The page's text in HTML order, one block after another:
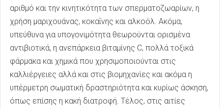
αριθμό και την κινητικότητα των σπερματοζωαρίων, η
χρήση μαριχουάνας, κοκαΐνης και αλκοόλ. Ακόμα,
υπεύθυνα για υπογονιμότητα θεωρούνται ορισμένα
αντιβιοτικά, η ανεπάρκεια βιταμίνης C, πολλά τοξικά
φάρμακα και χημικά που χρησιμοποιούνται στις
καλλιέργειες αλλά και στις βιομηχανίες και ακόμα η
υπέρμετρη σωματική δραστηριότητα και κυρίως άσκηση,
όπως επίσης η κακή διατροφή. Τέλος, στις αιτίες